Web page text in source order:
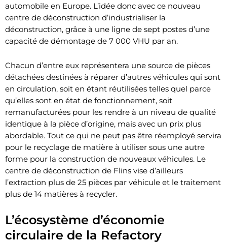
automobile en Europe. L’idée donc avec ce nouveau
centre de déconstruction d’industrialiser la
déconstruction, grâce à une ligne de sept postes d’une
capacité de démontage de 7 000 VHU par an.
Chacun d’entre eux représentera une source de pièces
détachées destinées à réparer d’autres véhicules qui sont
en circulation, soit en étant réutilisées telles quel parce
qu’elles sont en état de fonctionnement, soit
remanufacturées pour les rendre à un niveau de qualité
identique à la pièce d’origine, mais avec un prix plus
abordable. Tout ce qui ne peut pas être réemployé servira
pour le recyclage de matière à utiliser sous une autre
forme pour la construction de nouveaux véhicules. Le
centre de déconstruction de Flins vise d’ailleurs
l’extraction plus de 25 pièces par véhicule et le traitement
plus de 14 matières à recycler.
L’écosystème d’économie
circulaire de la Refactory